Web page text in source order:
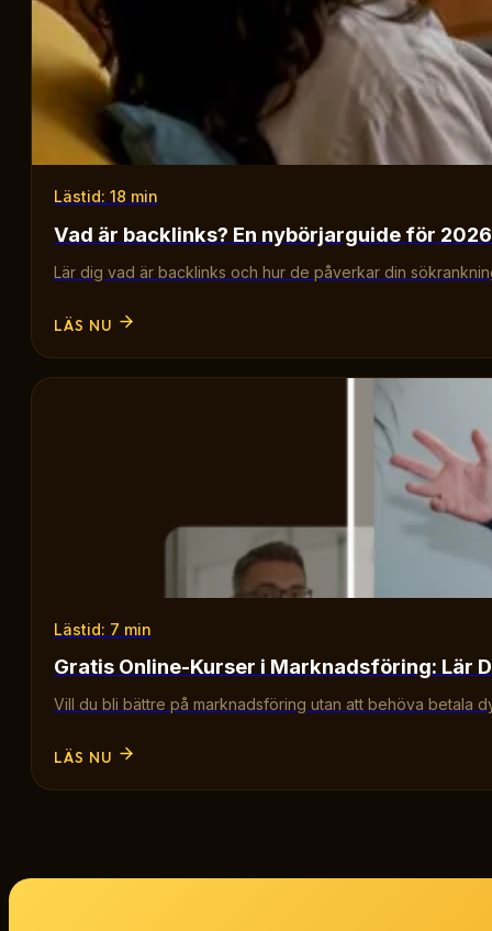
Lästid: 18 min
Vad är backlinks? En nybörjarguide för 2026
Lär dig vad är backlinks och hur de påverkar din
LÄS NU
Lästid: 7 min
Gratis Online-Kurser i Marknadsföring: Lär
Vill du bli bättre på marknadsföring utan att behöva betala
LÄS NU